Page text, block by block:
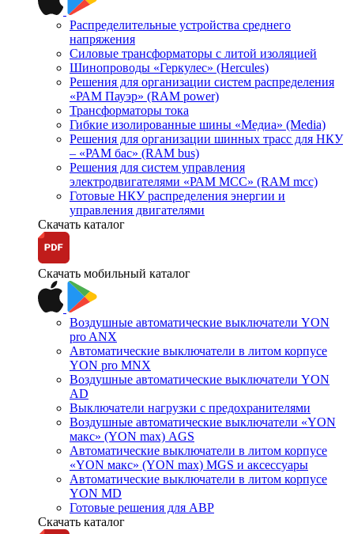
Распределительные устройства среднего
напряжения
Силовые трансформаторы с литой изоляцией
Шинопроводы «Геркулес» (Hercules)
Решения для организации систем распределения
«РАМ Пауэр» (RAM power)
Трансформаторы тока
Гибкие изолированные шины «Медиа» (Media)
Решения для организации шинных трасс для НКУ
– «РАМ бас» (RAM bus)
Решения для систем управления
электродвигателями «РАМ МСС» (RAM mcc)
Готовые НКУ распределения энергии и
управления двигателями
Скачать каталог
Скачать мобильный каталог
Воздушные автоматические выключатели YON
pro ANX
Автоматические выключатели в литом корпусе
YON pro MNX
Воздушные автоматические выключатели YON
AD
Выключатели нагрузки с предохранителями
Воздушные автоматические выключатели «YON
макс» (YON max) AGS
Автоматические выключатели в литом корпусе
«YON макс» (YON max) MGS и аксессуары
Автоматические выключатели в литом корпусе
YON MD
Готовые решения для АВР
Скачать каталог